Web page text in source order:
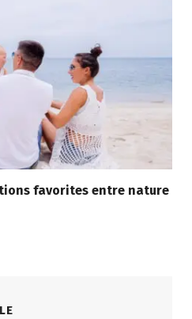
favorites entre nature